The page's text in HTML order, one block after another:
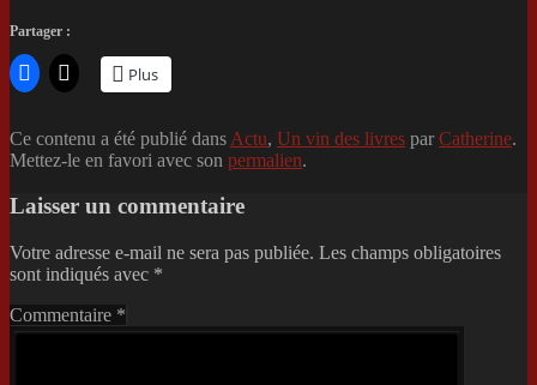
Partager :
Plus
Ce contenu a été publié dans Actu, Un vin des livres par Catherine.
Mettez-le en favori avec son permalien.
Laisser un commentaire
Votre adresse e-mail ne sera pas publiée. Les champs obligatoires
sont indiqués avec *
Commentaire *